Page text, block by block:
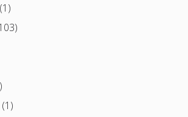
(1)
(1)